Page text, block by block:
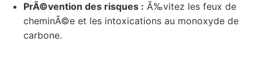
PrÃ©vention des risques : Ã‰vitez les feux de
cheminÃ©e et les intoxications au monoxyde de
carbone.